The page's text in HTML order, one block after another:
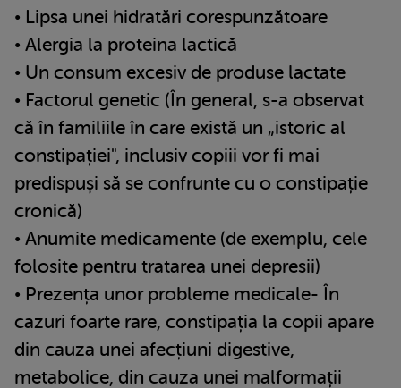
• Lipsa unei hidratări corespunzătoare
• Alergia la proteina lactică
• Un consum excesiv de produse lactate
• Factorul genetic (În general, s-a observat
că în familiile în care există un „istoric al
constipației", inclusiv copiii vor fi mai
predispuși să se confrunte cu o constipație
cronică)
• Anumite medicamente (de exemplu, cele
folosite pentru tratarea unei depresii)
• Prezența unor probleme medicale- În
cazuri foarte rare, constipația la copii apare
din cauza unei afecțiuni digestive,
metabolice, din cauza unei malformații